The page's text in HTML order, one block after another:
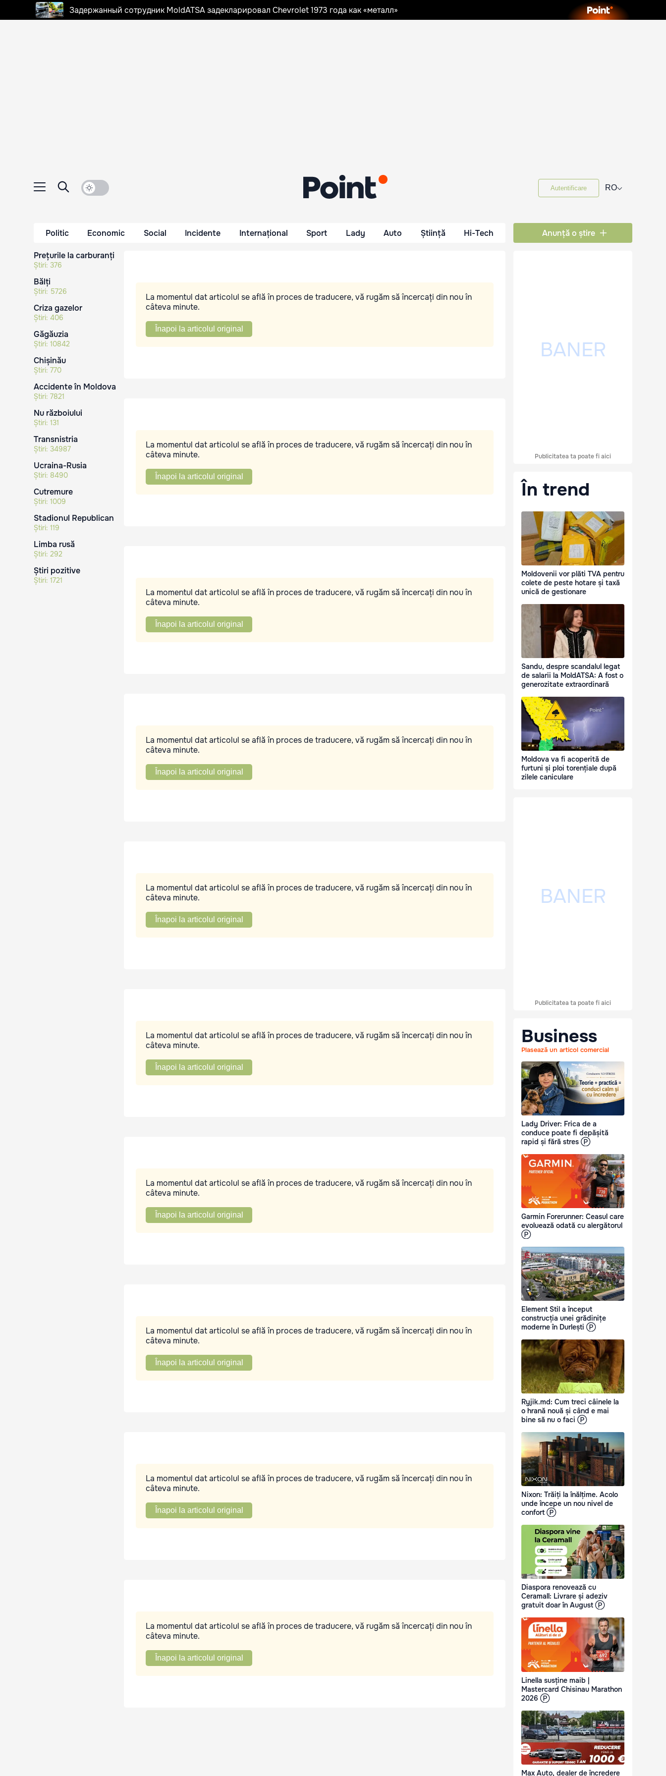
Задержанный сотрудник MoldATSA задекларировал Chevrolet 1973 года как «металл»
Autentificare RO⌵
Politic Economic Social Incidente Internațional Sport Lady Auto Știință Hi-Tech Anunță o știre
Prețurile la carburanți
Știri: 376
Bălți
Știri: 5726
Criza gazelor
Știri: 406
Găgăuzia
Știri: 10842
Chișinău
Știri: 770
Accidente în Moldova
Știri: 7821
Nu războiului
Știri: 131
Transnistria
Știri: 34987
Ucraina-Rusia
Știri: 8490
Cutremure
Știri: 1009
Stadionul Republican
Știri: 119
Limba rusă
Știri: 292
Știri pozitive
Știri: 1721
La momentul dat articolul se află în proces de traducere, vă rugăm să încercați din nou în
câteva minute.
Înapoi la articolul original
La momentul dat articolul se află în proces de traducere, vă rugăm să încercați din nou în
câteva minute.
Înapoi la articolul original
La momentul dat articolul se află în proces de traducere, vă rugăm să încercați din nou în
câteva minute.
Înapoi la articolul original
La momentul dat articolul se află în proces de traducere, vă rugăm să încercați din nou în
câteva minute.
Înapoi la articolul original
La momentul dat articolul se află în proces de traducere, vă rugăm să încercați din nou în
câteva minute.
Înapoi la articolul original
La momentul dat articolul se află în proces de traducere, vă rugăm să încercați din nou în
câteva minute.
Înapoi la articolul original
La momentul dat articolul se află în proces de traducere, vă rugăm să încercați din nou în
câteva minute.
Înapoi la articolul original
La momentul dat articolul se află în proces de traducere, vă rugăm să încercați din nou în
câteva minute.
Înapoi la articolul original
La momentul dat articolul se află în proces de traducere, vă rugăm să încercați din nou în
câteva minute.
Înapoi la articolul original
La momentul dat articolul se află în proces de traducere, vă rugăm să încercați din nou în
câteva minute.
Înapoi la articolul original
Publicitatea ta poate fi aici
În trend
Moldovenii vor plăti TVA pentru
colete de peste hotare și taxă
unică de gestionare
Sandu, despre scandalul legat
de salarii la MoldATSA: A fost o
generozitate extraordinară
Moldova va fi acoperită de
furtuni și ploi torențiale după
zilele caniculare
Publicitatea ta poate fi aici
Business
Plasează un articol comercial
Lady Driver: Frica de a
conduce poate fi depășită
rapid și fără stres Ⓟ
Garmin Forerunner: Ceasul care
evoluează odată cu alergătorul
Ⓟ
Element Stil a început
construcția unei grădinițe
moderne în Durlești Ⓟ
Ryjik.md: Cum treci câinele la
o hrană nouă și când e mai
bine să nu o faci Ⓟ
Nixon: Trăiți la înălțime. Acolo
unde începe un nou nivel de
confort Ⓟ
Diaspora renovează cu
Ceramall: Livrare și adeziv
gratuit doar în August Ⓟ
Linella susține maib |
Mastercard Chisinau Marathon
2026 Ⓟ
Max Auto, dealer de încredere